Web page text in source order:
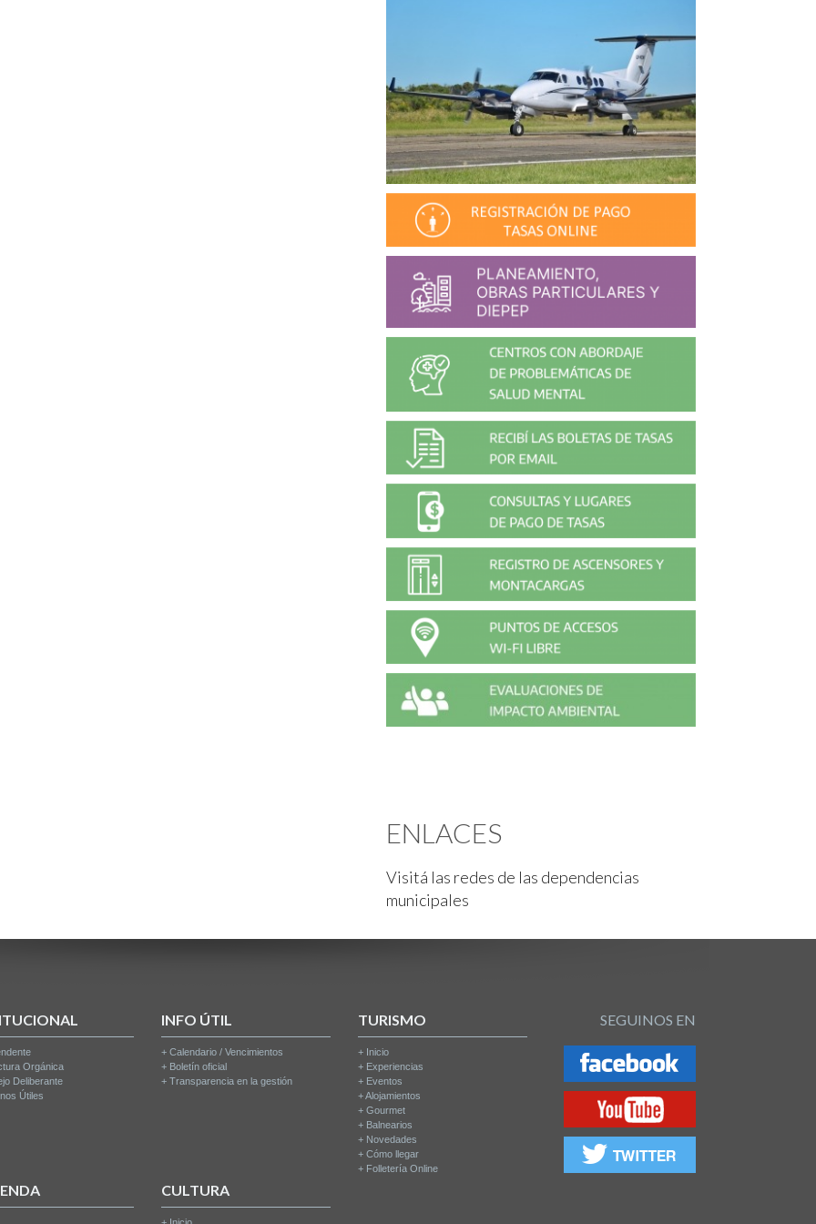
ENLACES
Visitá las redes de las dependencias
municipales
Orgánica
Deliberante
Útiles
INFO ÚTIL
+Calendario / Vencimientos
+ Boletín oficial
+Transparencia en la gestión
TURISMO
+ Inicio
+ Experiencias
+ Eventos
+Alojamientos
+Gourmet
+ Balnearios
+ Novedades
+Cómo llegar
+ Folletería Online
CULTURA
SEGUINOS EN